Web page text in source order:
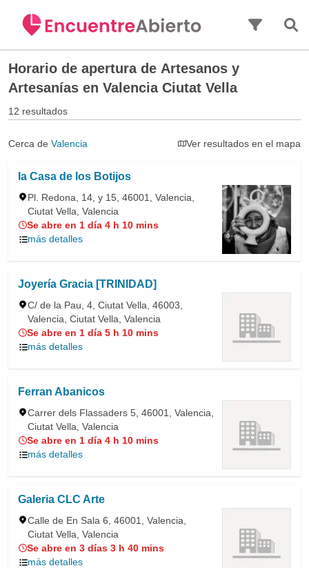
Horario de apertura de Artesanos y
Artesanías en Valencia Ciutat Vella
12 resultados
Cerca de Valencia Ver resultados en el mapa
la Casa de los Botijos
Pl. Redona, 14, y 15, 46001, Valencia,
Ciutat Vella, Valencia
Se abre en 1 día 4 h 10 mins
más detalles
Joyería Gracia [TRINIDAD]
C/ de la Pau, 4, Ciutat Vella, 46003,
Valencia, Ciutat Vella, Valencia
Se abre en 1 día 5 h 10 mins
más detalles
Ferran Abanicos
Carrer dels Flassaders 5, 46001, Valencia,
Ciutat Vella, Valencia
Se abre en 1 día 4 h 10 mins
más detalles
Galeria CLC Arte
Calle de En Sala 6, 46001, Valencia,
Ciutat Vella, Valencia
Se abre en 3 días 3 h 40 mins
más detalles